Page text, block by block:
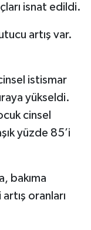
isnat edildi.
artış var.
istismar
yükseldi.
cinsel
yüzde 85’i
bakıma
oranları